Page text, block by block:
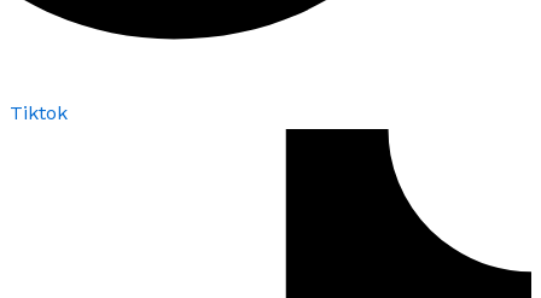
Tiktok